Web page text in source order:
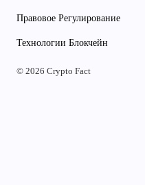
Правовое Регулирование
Технологии Блокчейн
© 2026 Crypto Fact